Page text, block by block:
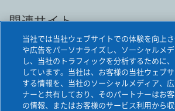
関連サイト
旭化成建材の鋼管杭
ATTコラム
当社では当社ウェブサイトでの体験を向上
や広告をパーソナライズし、ソーシャルメ
し、当社のトラフィックを分析するために
しています。当社は、お客様の当社ウェブ
する情報を、当社のソーシャルメディア、
ナーと共有しており、そのパートナーはお
の情報、またはお客様のサービス利用から